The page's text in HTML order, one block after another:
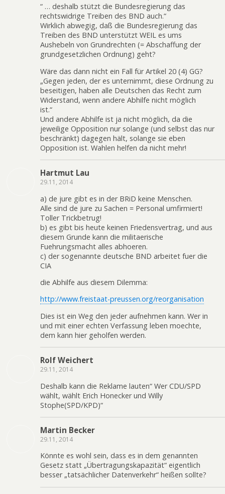
“ … deshalb stützt die Bundesregierung das
rechtswidrige Treiben des BND auch.“
Wirklich abwegig, daß die Bundesregierung das
Treiben des BND unterstützt WEIL es ums
Aushebeln von Grundrechten (= Abschaffung der
grundgesetzlichen Ordnung) geht?
Wäre das dann nicht ein Fall für Artikel 20 (4) GG?
„Gegen jeden, der es unternimmt, diese Ordnung zu
beseitigen, haben alle Deutschen das Recht zum
Widerstand, wenn andere Abhilfe nicht möglich
ist.“
Und andere Abhilfe ist ja nicht möglich, da die
jeweilige Opposition nur solange (und selbst das nur
beschränkt) dagegen hält, solange sie eben
Opposition ist. Wahlen helfen da nicht mehr!
Hartmut Lau
29.11, 2014
a) de jure gibt es in der BRiD keine Menschen.
Alle sind de jure zu Sachen = Personal umfirmiert!
Toller Trickbetrug!
b) es gibt bis heute keinen Friedensvertrag, und aus
diesem Grunde kann die militaerische
Fuehrungsmacht alles abhoeren.
c) der sogenannte deutsche BND arbeitet fuer die
CIA
die Abhilfe aus diesem Dilemma:
http://www.freistaat-preussen.org/reorganisation
Dies ist ein Weg den jeder aufnehmen kann. Wer in
und mit einer echten Verfassung leben moechte,
dem kann hier geholfen werden.
Rolf Weichert
29.11, 2014
Deshalb kann die Reklame lauten“ Wer CDU/SPD
wählt, wählt Erich Honecker und Willy
Stophe(SPD/KPD)“
Martin Becker
29.11, 2014
Könnte es wohl sein, dass es in dem genannten
Gesetz statt „Übertragungskapazität“ eigentlich
besser „tatsächlicher Datenverkehr“ heißen sollte?